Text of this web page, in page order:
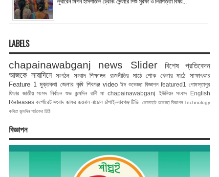
লুথারেন মিশন হাসপাতাল ট্রেনিং সেন্টারে শিশু সুরক্ষা ও নিরাপত্তা বিষয়...
LABELS
chapainawabganj news Slider
বিশেষ প্রতিবেদন
আজকে সারাদিনে সংগঠন সংবাদ শিক্ষাঙ্গন রাজনীতির মাঠে শোক খেলার মাঠে
সাক্ষাৎকার
Feature 1 মুক্তকথা জেলার কৃষি শিবগঞ্জ video ঈদ শুভেচ্ছা বিজ্ঞাপন featured1
গোমস্তাপুর
ফিচার জাতীয় সংসদ নির্বাচন শুভ জন্মদিন রানী মা chapainawabganj ইউনিয়ন সংবাদ English
Releases কর্পোরেট সংবাদ জাফর জয়নাল নাচোল চাঁপাইনবাবগঞ্জ টিভি ভোলাহাট শুভেচ্ছা বিজ্ঞাপন Technology
কবিতা জন্মদিন পাঠকের চিঠি
বিজ্ঞাপন